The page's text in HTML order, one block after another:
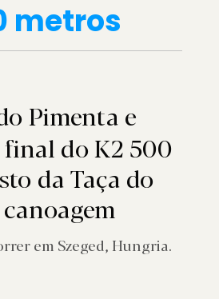
metros
Pimenta e
do K2 500
da Taça do
em Szeged, Hungria.